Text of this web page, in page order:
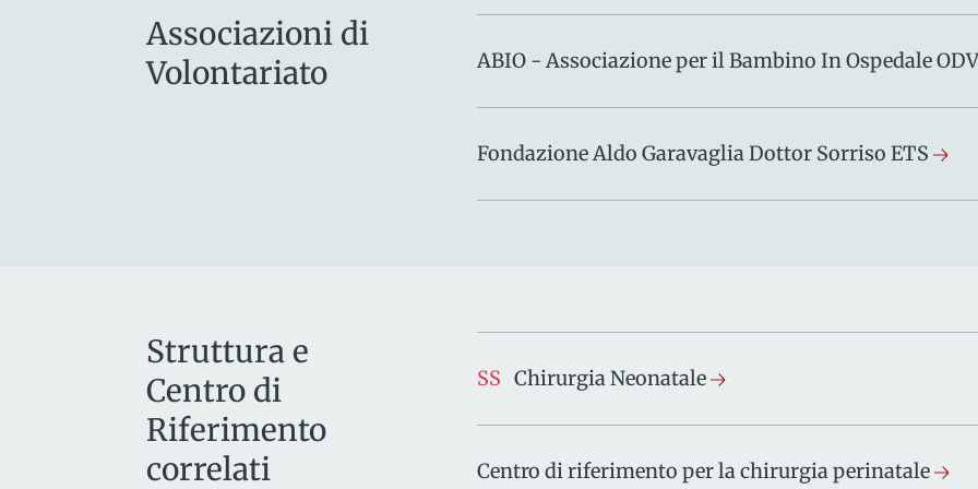
Associazioni di
Volontariato
ABIO - Associazione per il Bambino In Ospedale
Fondazione Aldo Garavaglia Dottor Sorriso ETS
Struttura e
Centro di
Riferimento
correlati
SS Chirurgia Neonatale
Centro di riferimento per la chirurgia perinatale